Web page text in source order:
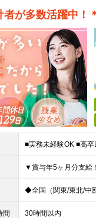
者が多数活躍中！
間 30時間以内